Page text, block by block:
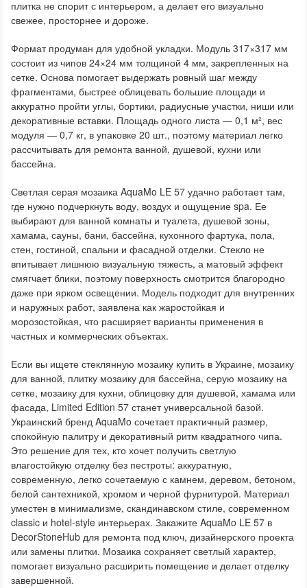
плитка не спорит с интерьером, а делает его визуально
свежее, просторнее и дороже.
Формат продуман для удобной укладки. Модуль 317×317 мм
состоит из чипов 24×24 мм толщиной 4 мм, закрепленных на
сетке. Основа помогает выдержать ровный шаг между
фрагментами, быстрее облицевать большие площади и
аккуратно пройти углы, бортики, радиусные участки, ниши или
декоративные вставки. Площадь одного листа — 0,1 м², вес
модуля — 0,7 кг, в упаковке 20 шт., поэтому материал легко
рассчитывать для ремонта ванной, душевой, кухни или
бассейна.
Светлая серая мозаика AquaMo LE 57 удачно работает там,
где нужно подчеркнуть воду, воздух и ощущение spa. Ее
выбирают для ванной комнаты и туалета, душевой зоны,
хамама, сауны, бани, бассейна, кухонного фартука, пола,
стен, гостиной, спальни и фасадной отделки. Стекло не
впитывает лишнюю визуальную тяжесть, а матовый эффект
смягчает блики, поэтому поверхность смотрится благородно
даже при ярком освещении. Модель подходит для внутренних
и наружных работ, заявлена как жаростойкая и
морозостойкая, что расширяет варианты применения в
частных и коммерческих объектах.
Если вы ищете стеклянную мозаику купить в Украине, мозаику
для ванной, плитку мозаику для бассейна, серую мозаику на
сетке, мозаику для кухни, облицовку для душевой, хамама или
фасада, Limited Edition 57 станет универсальной базой.
Украинский бренд AquaMo сочетает практичный размер,
спокойную палитру и декоративный ритм квадратного чипа.
Это решение для тех, кто хочет получить светлую
влагостойкую отделку без пестроты: аккуратную,
современную, легко сочетаемую с камнем, деревом, бетоном,
белой сантехникой, хромом и черной фурнитурой. Материал
уместен в минимализме, скандинавском стиле, современном
classic и hotel-style интерьерах. Закажите AquaMo LE 57 в
DecorStoneHub для ремонта под ключ, дизайнерского проекта
или замены плитки. Мозаика сохраняет светлый характер,
помогает визуально расширить помещение и делает отделку
завершенной.